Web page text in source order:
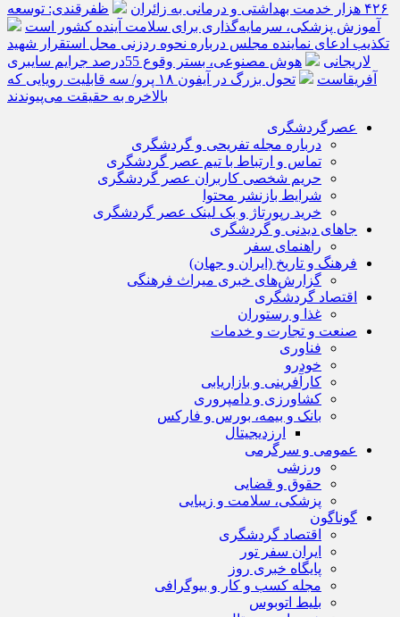
۴۲۶ هزار خدمت بهداشتی و درمانی به زائران
ظفرقندی: توسعه
آموزش پزشکی، سرمایه‌گذاری برای سلامت آینده کشور است
تکذیب ادعای نماینده مجلس درباره نحوه ردزنی محل استقرار شهید
لاریجانی
هوش مصنوعی، بستر وقوع 55درصد جرایم سایبری
آفریقاست
تحول بزرگ در آیفون ۱۸ پرو/ سه قابلیت رویایی که
بالاخره به حقیقت می‌پیوندند
عصرگردشگری
درباره مجله تفریحی و گردشگری
تماس و ارتباط با تیم عصر گردشگری
حریم شخصی کاربران عصر گردشگری
شرایط بازنشر محتوا
خرید رپورتاژ و بک لینک عصر گردشگری
جاهای دیدنی و گردشگری
راهنمای سفر
فرهنگ و تاریخ (ایران و جهان)
گزارش‌های خبری میراث فرهنگی
اقتصاد گردشگری
غذا و رستوران
صنعت و تجارت و خدمات
فناوری
خودرو
کارآفرینی و بازاریابی
کشاورزی و دامپروری
بانک و بیمه، بورس و فارکس
ارزدیجیتال
عمومی و سرگرمی
ورزشی
حقوق و قضایی
پزشکی، سلامت و زیبایی
گوناگون
اقتصاد گردشگری
ایران سفر تور
پایگاه خبری روز
مجله کسب و کار و بیوگرافی
بلیط اتوبوس